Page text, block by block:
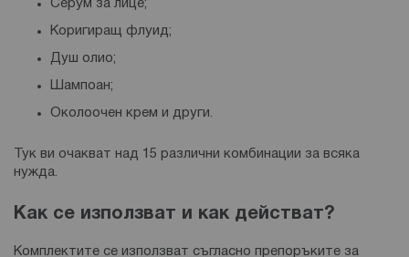
Серум за лице;
Коригиращ флуид;
Душ олио;
Шампоан;
Околоочен крем и други.
Тук ви очакват над 15 различни комбинации за всяка
нужда.
Как се използват и как действат?
Комплектите се използват съгласно препоръките за